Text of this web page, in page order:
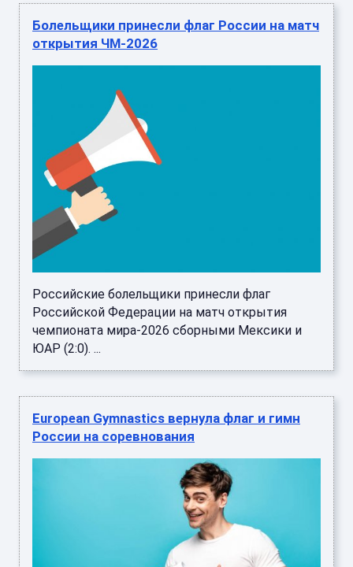
Болельщики принесли флаг России на матч
открытия ЧМ-2026
Российские болельщики принесли флаг
Российской Федерации на матч открытия
чемпионата мира-2026 сборными Мексики и
ЮАР (2:0). ...
European Gymnastics вернула флаг и гимн
России на соревнования